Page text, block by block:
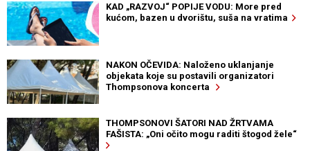
KAD „RAZVOJ“ POPIJE VODU: More pred
kućom, bazen u dvorištu, suša na vratima
NAKON OČEVIDA: Naloženo uklanjanje
objekata koje su postavili organizatori
Thompsonova koncerta
THOMPSONOVI ŠATORI NAD ŽRTVAMA
FAŠISTA: „Oni očito mogu raditi štogod žele“